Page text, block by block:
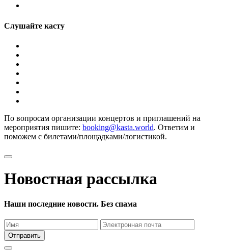
Слушайте касту
По вопросам организации концертов и приглашений на
мероприятия пишите: booking@kasta.world. Ответим и
поможем с билетами/площадками/логистикой.
Новостная рассылка
Наши последние новости. Без спама
Отправить